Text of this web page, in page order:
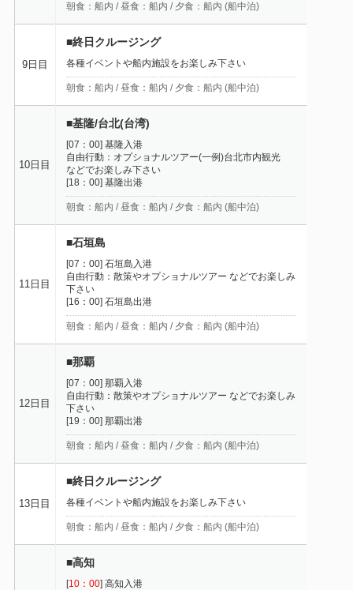
朝食：船内 / 昼食：船内 / 夕食：船内 (船中泊)
9日目
■終日クルージング
各種イベントや船内施設をお楽しみ下さい
朝食：船内 / 昼食：船内 / 夕食：船内 (船中泊)
10日目
■基隆/台北(台湾)
[07：00] 基隆入港
自由行動：オプショナルツアー(一例)台北市内観光
などでお楽しみ下さい
[18：00] 基隆出港
朝食：船内 / 昼食：船内 / 夕食：船内 (船中泊)
11日目
■石垣島
[07：00] 石垣島入港
自由行動：散策やオプショナルツアー などでお楽しみ
下さい
[16：00] 石垣島出港
朝食：船内 / 昼食：船内 / 夕食：船内 (船中泊)
12日目
■那覇
[07：00] 那覇入港
自由行動：散策やオプショナルツアー などでお楽しみ
下さい
[19：00] 那覇出港
朝食：船内 / 昼食：船内 / 夕食：船内 (船中泊)
13日目
■終日クルージング
各種イベントや船内施設をお楽しみ下さい
朝食：船内 / 昼食：船内 / 夕食：船内 (船中泊)
■高知
[10：00] 高知入港